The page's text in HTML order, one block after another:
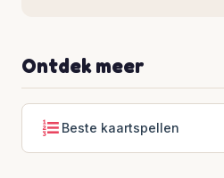
Ontdek meer
Beste kaartspellen